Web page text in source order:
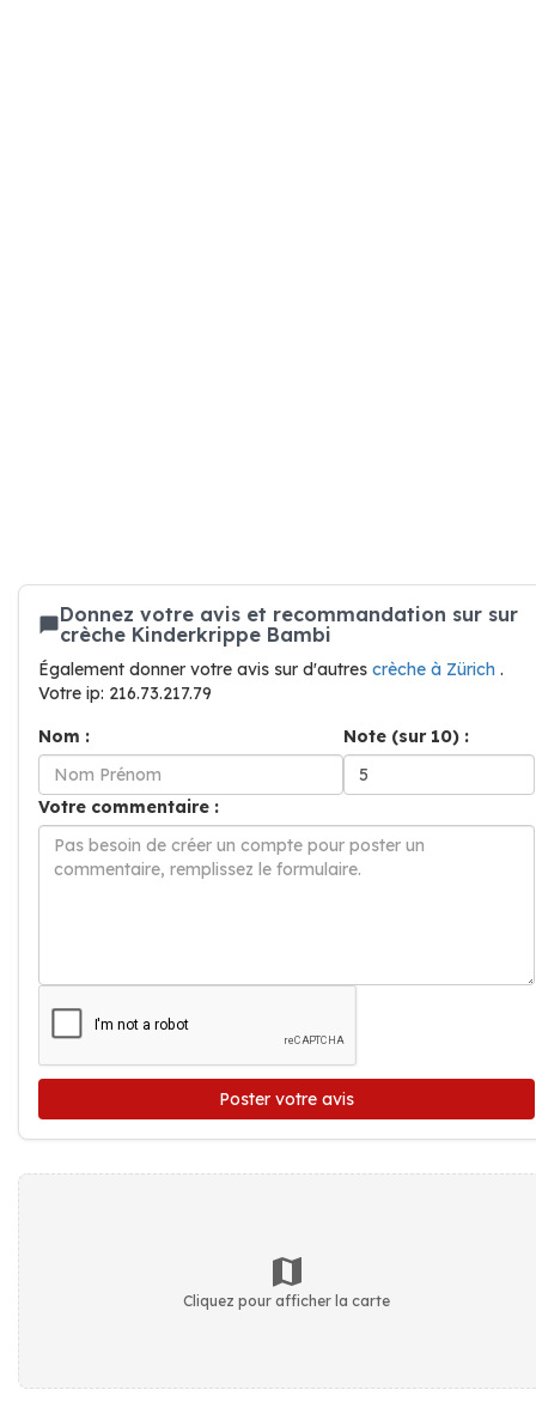
Donnez votre avis et recommandation sur sur
crèche Kinderkrippe Bambi
Également donner votre avis sur d'autres crèche à Zürich .
Votre ip: 216.73.217.79
Nom :
Note (sur 10) :
Votre commentaire :
Poster votre avis
Cliquez pour afficher la carte